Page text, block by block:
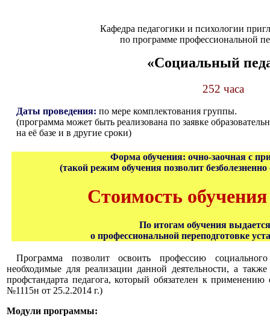
Кафедра педагогики и психологии
по программе профессиональной
«Социальный
252 часа
Даты проведения: по мере комплектования группы.
(программа может быть реализована по заявке
на её базе и в другие сроки)
Форма обучения: очно-заочная с
(такой режим обучения позволит безболезненно
Стоимость
По итогам обучения
о профессиональной переподготовке
Программа позволитосвоить профессию
необходимые для реализации данной деятельности, а также
профстандарта педагога, который обязателен к
№1115н от 25.2.2014 г.)
Модули программы: